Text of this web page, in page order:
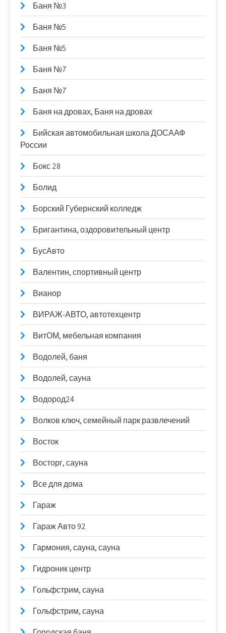
Баня №3
Баня №5
Баня №5
Баня №7
Баня №7
Баня на дровах, Баня на дровах
Бийская автомобильная школа ДОСААФ
России
Бокс 28
Болид
Борский Губернский колледж
Бригантина, оздоровительный центр
БусАвто
Валентин, спортивный центр
Вианор
ВИРАЖ-АВТО, автотехцентр
ВитОМ, мебельная компания
Водолей, баня
Водолей, сауна
Водород24
Волков ключ, семейный парк развлечений
Восток
Восторг, сауна
Все для дома
Гараж
Гараж Авто 92
Гармония, сауна, сауна
Гидроник центр
Гольфстрим, сауна
Гольфстрим, сауна